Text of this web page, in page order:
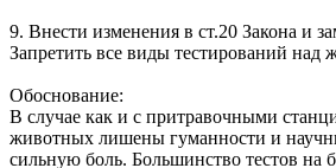
9. Внести изменения в ст.20 Закона и
Запретить все виды тестирований
Обоснование:
В случае как и с притравочными
животных лишены гуманности и
сильную боль. Большинство тестов на